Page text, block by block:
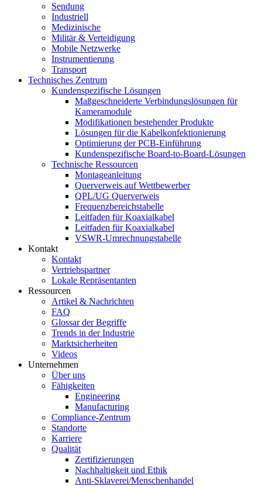
Sendung
Industriell
Medizinische
Militär & Verteidigung
Mobile Netzwerke
Instrumentierung
Transport
Technisches Zentrum
Kundenspezifische Lösungen
Maßgeschneiderte Verbindungslösungen für
Kameramodule
Modifikationen bestehender Produkte
Lösungen für die Kabelkonfektionierung
Optimierung der PCB-Einführung
Kundenspezifische Board-to-Board-Lösungen
Technische Ressourcen
Montageanleitung
Querverweis auf Wettbewerber
QPL/UG Querverweis
Frequenzbereichstabelle
Leitfaden für Koaxialkabel
Leitfaden für Koaxialkabel
VSWR-Umrechnungstabelle
Kontakt
Kontakt
Vertriebspartner
Lokale Repräsentanten
Ressourcen
Artikel & Nachrichten
FAQ
Glossar der Begriffe
Trends in der Industrie
Marktsicherheiten
Videos
Unternehmen
Über uns
Fähigkeiten
Engineering
Manufacturing
Compliance-Zentrum
Standorte
Karriere
Qualität
Zertifizierungen
Nachhaltigkeit und Ethik
Anti-Sklaverei/Menschenhandel